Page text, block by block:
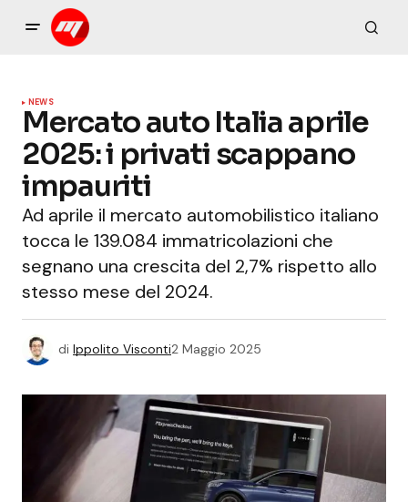
NEWS
Mercato auto Italia aprile
2025: i privati scappano
impauriti
Ad aprile il mercato automobilistico italiano
tocca le 139.084 immatricolazioni che
segnano una crescita del 2,7% rispetto allo
stesso mese del 2024.
di Ippolito Visconti2 Maggio 2025